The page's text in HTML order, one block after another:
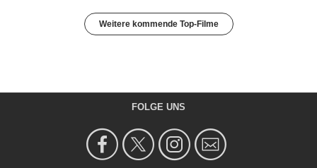
Weitere kommende Top-Filme
FOLGE UNS